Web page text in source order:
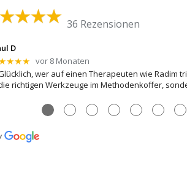
36 Rezensionen
Dichtl
vor einem Jahr
möchte mich herzlich bei Heilkunst Vlcek
genau die Hilfe gefunden, die ich gebraucht
● ● ● ● ● ● ●